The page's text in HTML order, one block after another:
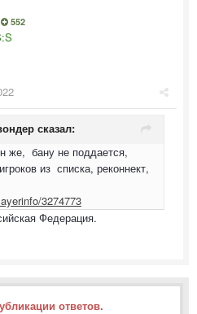
552
сказал:
же, бану не поддается,
из списка, реконнект,
3274773
Федерация.
ответов.